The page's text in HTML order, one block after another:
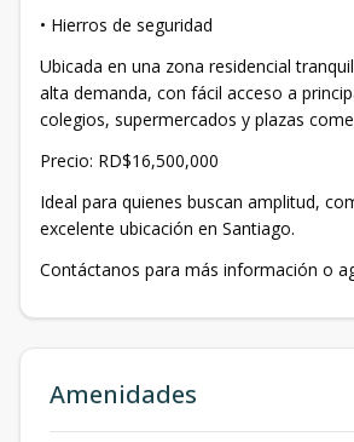
• Hierros de seguridad
Ubicada en una zona residencial
alta demanda, con fácil acceso a
colegios, supermercados y plazas
Precio: RD$16,500,000
Ideal para quienes buscan amplitud,
excelente ubicación en Santiago.
Contáctanos para más información o
Amenidades